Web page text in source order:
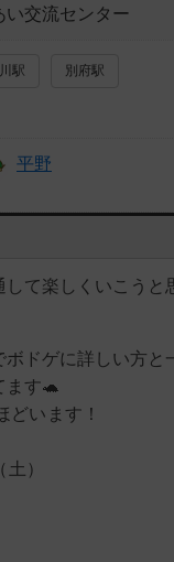
い交流センター
駅 別府駅
平野
て楽しくいこうと
ボドゲに詳しい方と
ます🐢
どいます！
）